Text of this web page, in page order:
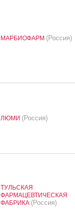
МАРБИОФАРМ (Россия)
ЛЮМИ (Россия)
ТУЛЬСКАЯ
ФАРМАЦЕВТИЧЕСКАЯ
ФАБРИКА (Россия)